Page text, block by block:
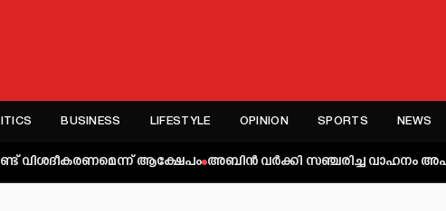
BUSINESS LIFESTYLE OPINION SPORTS NEWS
ആക്ഷേപം അബിന്‍ വര്‍ക്കി സഞ്ചരിച്ച വാഹനം